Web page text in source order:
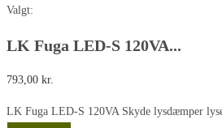
Valgt:
LK Fuga LED-S 120VA...
793,00 kr.
LK Fuga LED-S 120VA Skyde lysdæmper